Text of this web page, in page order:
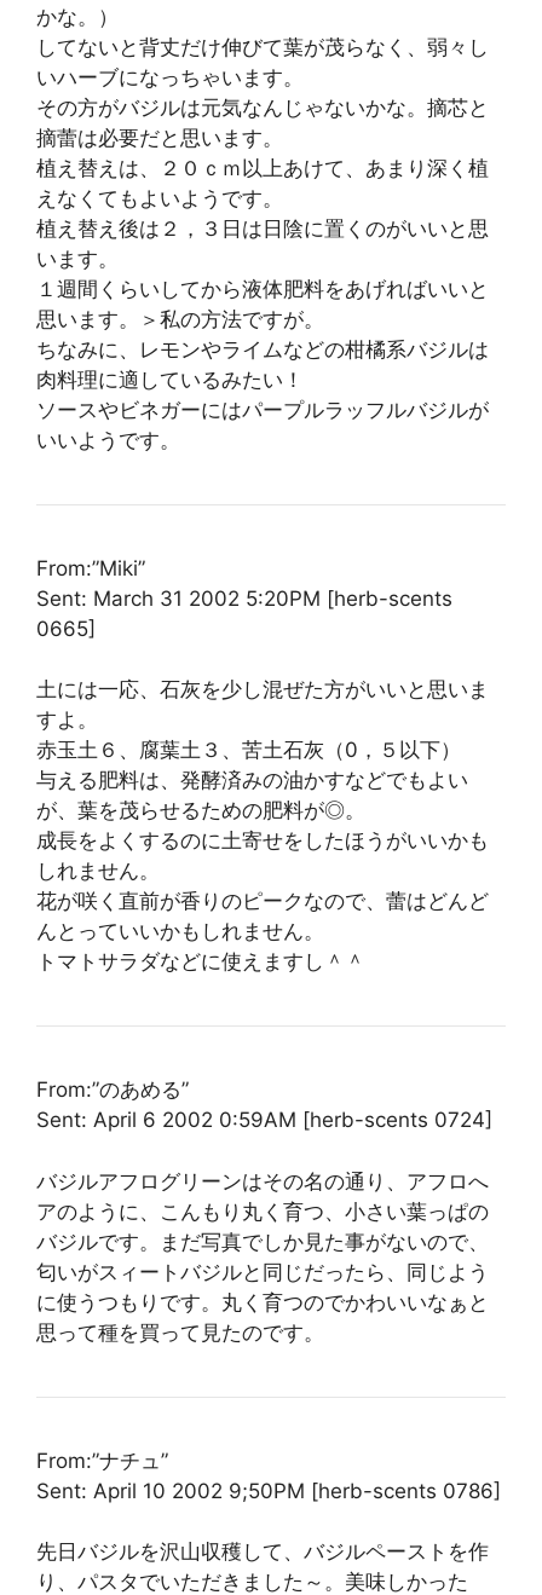
かな。）
してないと背丈だけ伸びて葉が茂らなく、弱々し
いハーブになっちゃいます。
その方がバジルは元気なんじゃないかな。摘芯と
摘蕾は必要だと思います。
植え替えは、２０ｃｍ以上あけて、あまり深く植
えなくてもよいようです。
植え替え後は２，３日は日陰に置くのがいいと思
います。
１週間くらいしてから液体肥料をあげればいいと
思います。＞私の方法ですが。
ちなみに、レモンやライムなどの柑橘系バジルは
肉料理に適しているみたい！
ソースやビネガーにはパープルラッフルバジルが
いいようです。
From:”Miki”
Sent: March 31 2002 5:20PM [herb-scents
0665]
土には一応、石灰を少し混ぜた方がいいと思いま
すよ。
赤玉土６、腐葉土３、苦土石灰（0，５以下）
与える肥料は、発酵済みの油かすなどでもよい
が、葉を茂らせるための肥料が◎。
成長をよくするのに土寄せをしたほうがいいかも
しれません。
花が咲く直前が香りのピークなので、蕾はどんど
んとっていいかもしれません。
トマトサラダなどに使えますし＾＾
From:”のあめる”
Sent: April 6 2002 0:59AM [herb-scents 0724]
バジルアフログリーンはその名の通り、アフロへ
アのように、こんもり丸く育つ、小さい葉っぱの
バジルです。まだ写真でしか見た事がないので、
匂いがスィートバジルと同じだったら、同じよう
に使うつもりです。丸く育つのでかわいいなぁと
思って種を買って見たのです。
From:”ナチュ”
Sent: April 10 2002 9;50PM [herb-scents 0786]
先日バジルを沢山収穫して、バジルペーストを作
り、パスタでいただきました～。美味しかった